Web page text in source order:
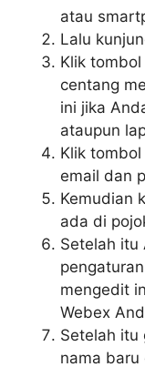
atau
Lalu
Klik
centang
ini jika
ataupun
Klik
email dan
Kemudian
ada di
Setelah itu
mengedit
Webex
Setelah itu
nama